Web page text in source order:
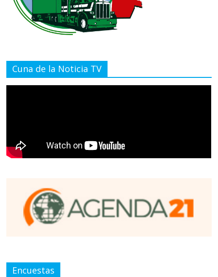
Cuna de la Noticia TV
Encuestas